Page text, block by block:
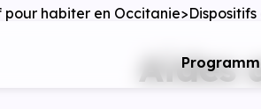
pour habiter en Occitanie
Aides